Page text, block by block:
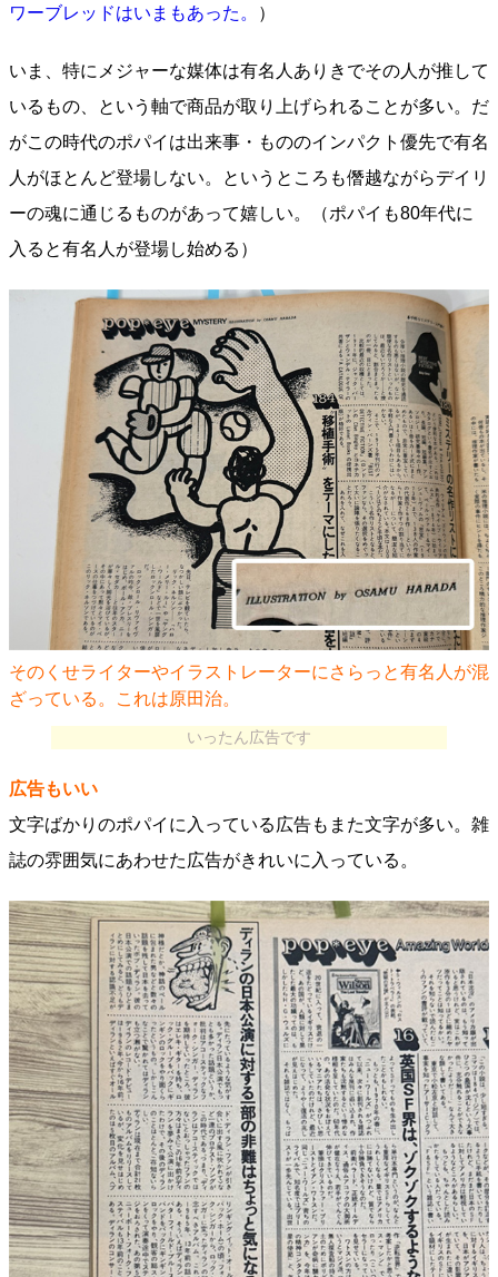
ワーブレッドはいまもあった。 ）
いま、特にメジャーな媒体は有名人ありきでその人が推して
いるもの、という軸で商品が取り上げられることが多い。だ
がこの時代のポパイは出来事・もののインパクト優先で有名
人がほとんど登場しない。というところも僭越ながらデイリ
ーの魂に通じるものがあって嬉しい。（ポパイも80年代に
入ると有名人が登場し始める）
そのくせライターやイラストレーターにさらっと有名人が混
ざっている。これは原田治。
いったん広告です
広告もいい
文字ばかりのポパイに入っている広告もまた文字が多い。雑
誌の雰囲気にあわせた広告がきれいに入っている。